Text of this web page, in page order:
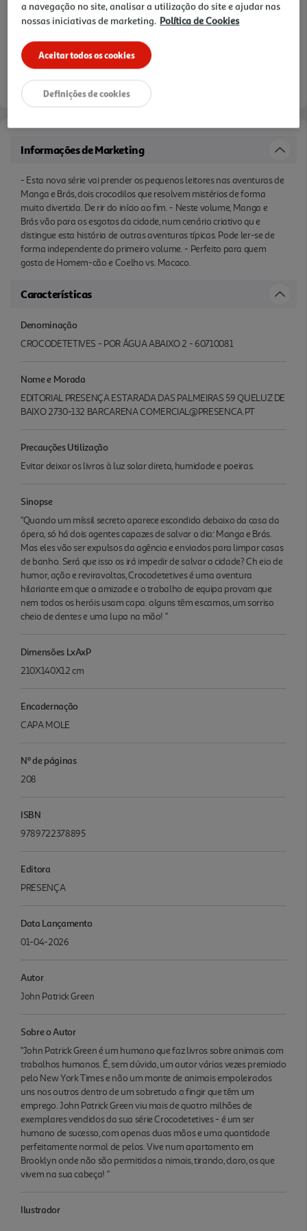
Informações de Marketing
- Esta nova série vai prender os pequenos leitores nas aventuras de
Manga e Brás, dois crocodilos que resolvem mistérios de forma
muito divertida. De rir do início ao fim. - Neste volume, Manga e
Brás vão para os esgotos da cidade, num cenário criativo qu e
distingue esta história de outras aventuras típicas. Pode ler-se de
forma independente do primeiro volume. - Perfeito para quem
gosta de Homem-cão e Coelho vs. Macaco.
Características
Denominação
CROCODETETIVES - POR ÁGUA ABAIXO 2 - 60710081
Nome e Morada
EDITORIAL PRESENÇA ESTARADA DAS PALMEIRAS 59 QUELUZ DE
BAIXO 2730-132 BARCARENA COMERCIAL@PRESENCA.PT
Precauções Utilização
Evitar deixar os livros à luz solar direta, humidade e poeiras.
Sinopse
"Quando um míssil secreto aparece escondido debaixo da casa da
ópera, só há dois agentes capazes de salvar o dia: Manga e Brás.
Mas eles vão ser expulsos da agência e enviados para limpar casas
de banho. Será que isso os irá impedir de salvar a cidade? Ch eio de
humor, ação e reviravoltas, Crocodetetives é uma aventura
hilariante em que a amizade e o trabalho de equipa provam que
nem todos os heróis usam capa. alguns têm escamas, um sorriso
cheio de dentes e uma lupa na mão! "
Dimensões LxAxP
210X140X12 cm
Encadernação
CAPA MOLE
Nº de páginas
208
ISBN
9789722378895
Editora
PRESENÇA
Data Lançamento
01-04-2026
Autor
John Patrick Green
Sobre o Autor
"John Patrick Green é um humano que faz livros sobre animais com
trabalhos humanos. É, sem dúvida, um autor várias vezes premiado
pelo New York Times e não um monte de animais empoleirados
uns nos outros dentro de um sobretudo a fingir que têm um
emprego. John Patrick Green viu mais de quatro milhões de
exemplares vendidos da sua série Crocodetetives - é um ser
humano de sucesso, com apenas duas mãos e uma quantidade
perfeitamente normal de pelos. Vive num apartamento em
Brooklyn onde não são permitidos a nimais, tirando, claro, os que
vivem na sua cabeça! "
Ilustrador
a navegação no site, analisar a utilização do site e ajudar nas
nossas iniciativas de marketing. Política de Cookies
Aceitar todos os cookies
Definições de cookies